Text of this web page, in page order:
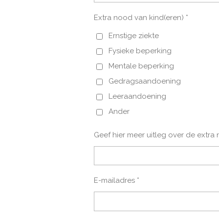
Extra nood van kind(eren) *
Ernstige ziekte
Fysieke beperking
Mentale beperking
Gedragsaandoening
Leeraandoening
Ander
Geef hier meer uitleg over de extra
E-mailadres *